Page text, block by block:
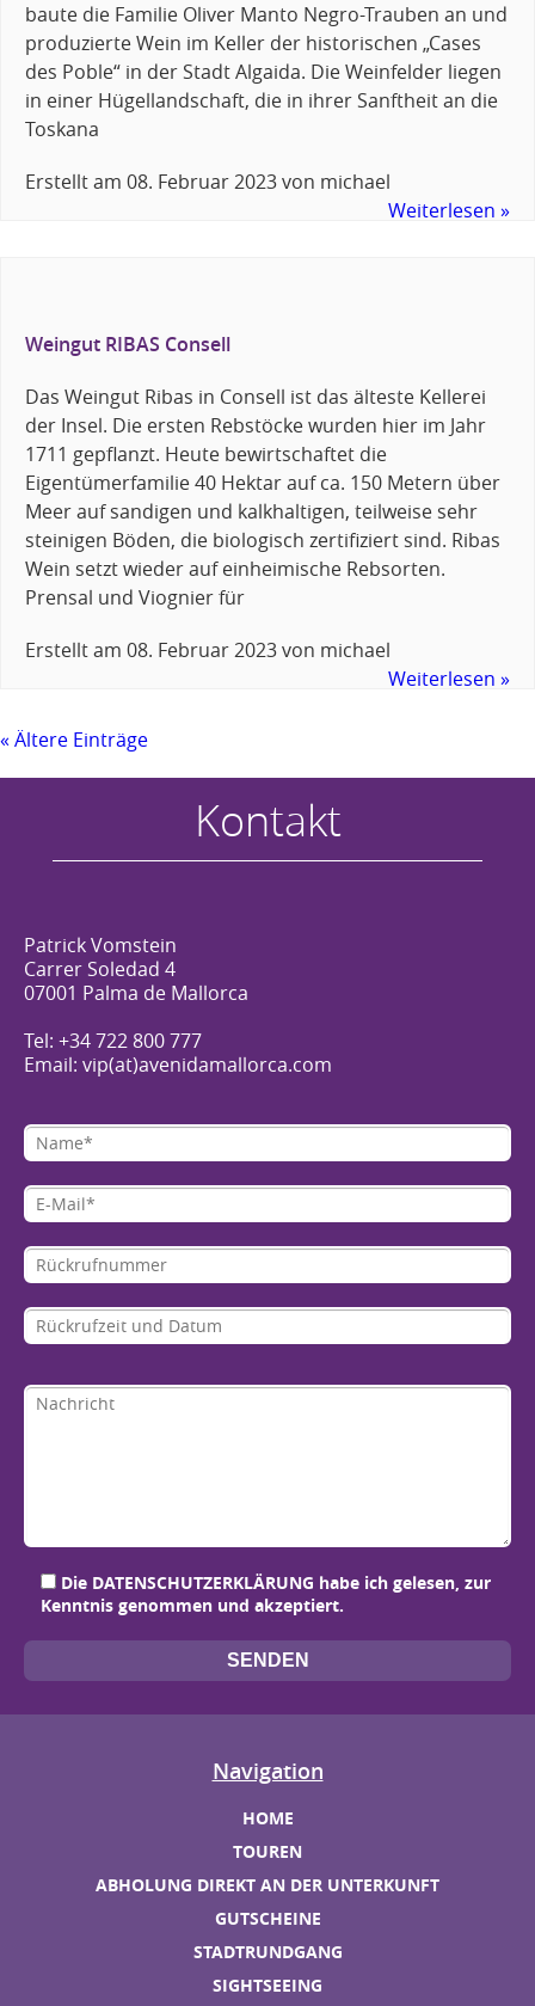
baute die Familie Oliver Manto Negro-Trauben an und
produzierte Wein im Keller der historischen „Cases
des Poble“ in der Stadt Algaida. Die Weinfelder liegen
in einer Hügellandschaft, die in ihrer Sanftheit an die
Toskana
Erstellt am 08. Februar 2023von michael
Weiterlesen »
Weingut RIBAS Consell
Das Weingut Ribas in Consell ist das älteste Kellerei
der Insel. Die ersten Rebstöcke wurden hier im Jahr
1711 gepflanzt. Heute bewirtschaftet die
Eigentümerfamilie 40 Hektar auf ca. 150 Metern über
Meer auf sandigen und kalkhaltigen, teilweise sehr
steinigen Böden, die biologisch zertifiziert sind. Ribas
Wein setzt wieder auf einheimische Rebsorten.
Prensal und Viognier für
Erstellt am 08. Februar 2023von michael
Weiterlesen »
« Ältere Einträge
Kontakt
Patrick Vomstein
Carrer Soledad 4
07001 Palma de Mallorca
Tel: +34 722 800 777
Email: vip(at)avenidamallorca.com
Die DATENSCHUTZERKLÄRUNG habe ich gelesen, zur
Kenntnis genommen und akzeptiert.
Navigation
HOME
TOUREN
ABHOLUNG DIREKT AN DER UNTERKUNFT
GUTSCHEINE
STADTRUNDGANG
SIGHTSEEING